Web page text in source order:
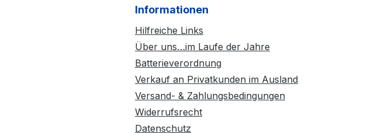
Informationen
Hilfreiche Links
Über uns…im Laufe der Jahre
Batterieverordnung
Verkauf an Privatkunden im Ausland
Versand- & Zahlungsbedingungen
Widerrufsrecht
Datenschutz